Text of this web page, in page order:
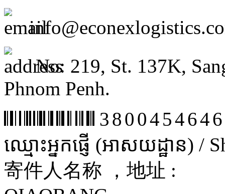
No: 219, St. 137K,
Phnom Penh.
3800454646
ឈ្មោះអ្នកផ្ញើ (អាសយដ្ឋាន) /
寄件人名称 ，地址 :